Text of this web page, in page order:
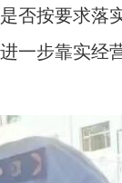
否按要求落
一步靠实经